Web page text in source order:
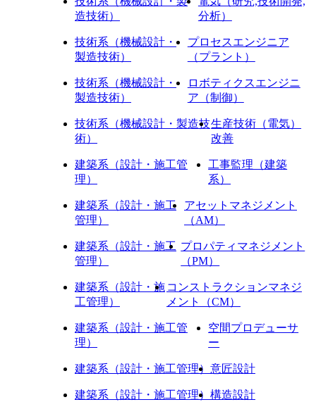
造技術）
分析）
技術系（機械設計・
製造技術）
プロセスエンジニア
（プラント）
技術系（機械設計・
製造技術）
ロボティクスエンジニ
ア（制御）
技術系（機械設計・製造技
術）
生産技術（電気）
改善
建築系（設計・施工管
理）
工事監理（建築
系）
建築系（設計・施工
管理）
アセットマネジメント
（AM）
建築系（設計・施工
管理）
プロパティマネジメント
（PM）
建築系（設計・施
工管理）
コンストラクションマネジ
メント（CM）
建築系（設計・施工管
理）
空間プロデューサ
ー
建築系（設計・施工管理） 意匠設計
建築系（設計・施工管理） 構造設計